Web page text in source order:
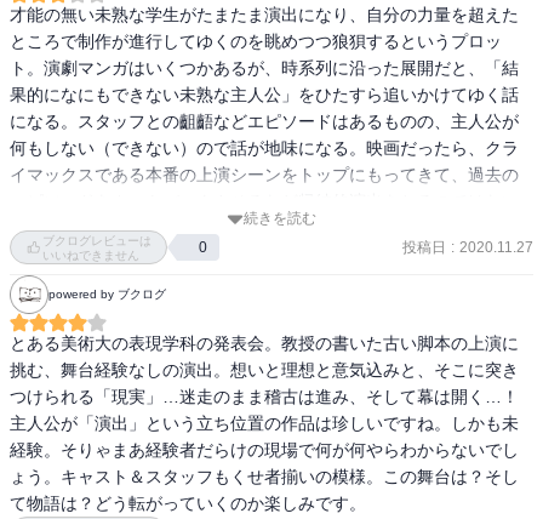
才能の無い未熟な学生がたまたま演出になり、自分の力量を超えた
ところで制作が進行してゆくのを眺めつつ狼狽するというプロッ
ト。演劇マンガはいくつかあるが、時系列に沿った展開だと、「結
果的になにもできない未熟な主人公」をひたすら追いかけてゆく話
になる。スタッフとの齟齬などエピソードはあるものの、主人公が
何もしない（できない）ので話が地味になる。映画だったら、クラ
イマックスである本番の上演シーンをトップにもってきて、過去の
だろうか。
続きを読む
ブクログレビューは
いいねできません
0 投稿日 : 2020.11.27
powered by ブクログ
とある美術大の表現学科の発表会。教授の書いた古い脚本の上演に
挑む、舞台経験なしの演出。想いと理想と意気込みと、そこに突き
つけられる「現実」…迷走のまま稽古は進み、そして幕は開く…！
主人公が「演出」という立ち位置の作品は珍しいですね。しかも未
経験。そりゃまあ経験者だらけの現場で何が何やらわからないでし
ょう。キャスト＆スタッフもくせ者揃いの模様。この舞台は？そし
て物語は？どう転がっていくのか楽しみです。